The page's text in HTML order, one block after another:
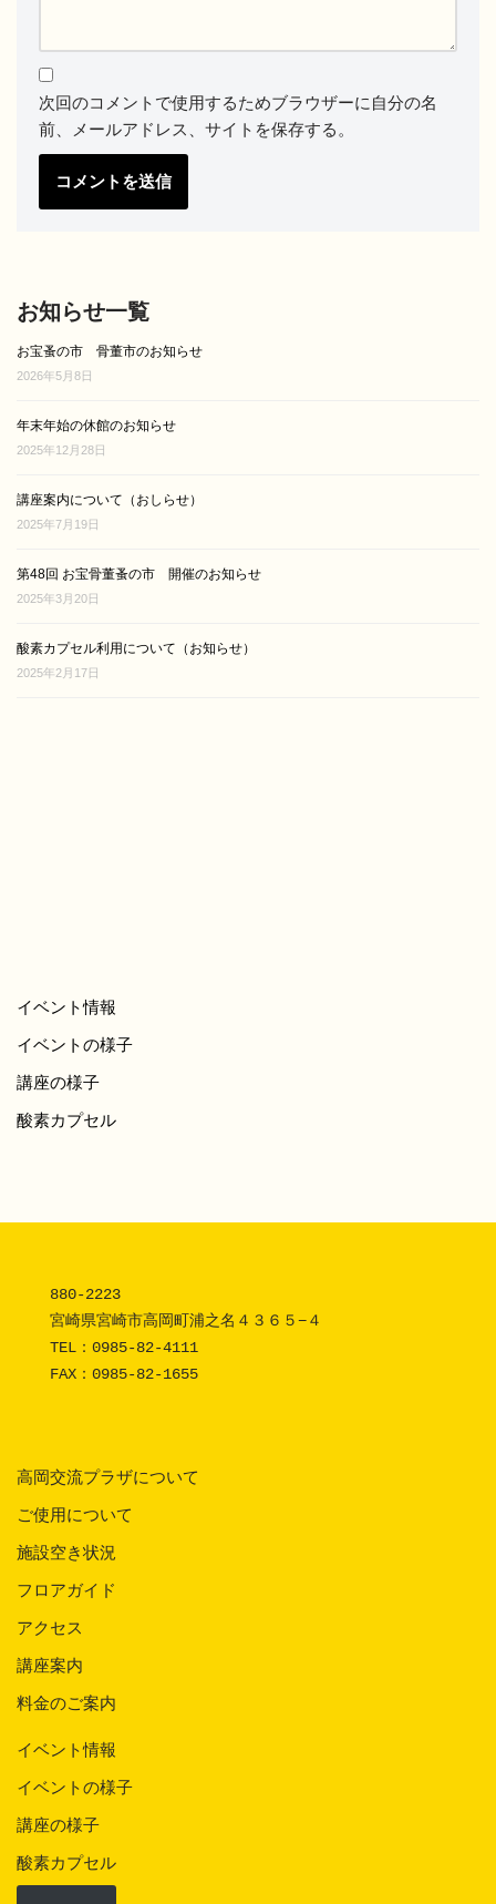
次回のコメントで使用するためブラウザーに自分の名
前、メールアドレス、サイトを保存する。
お知らせ一覧
お宝蚤の市 骨董市のお知らせ
2026年5月8日
年末年始の休館のお知らせ
2025年12月28日
講座案内について（おしらせ）
2025年7月19日
第48回 お宝骨董蚤の市 開催のお知らせ
2025年3月20日
酸素カプセル利用について（お知らせ）
2025年2月17日
イベント情報
イベントの様子
講座の様子
酸素カプセル
880-2223
宮崎県宮崎市高岡町浦之名４３６５−４
TEL： 0985-82-4111
FAX：0985-82-1655
高岡交流プラザについて
ご使用について
施設空き状況
フロアガイド
アクセス
講座案内
料金のご案内
イベント情報
イベントの様子
講座の様子
酸素カプセル